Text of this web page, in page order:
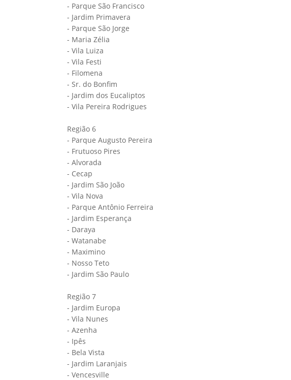
- Parque São Francisco
- Jardim Primavera
- Parque São Jorge
- Maria Zélia
- Vila Luiza
- Vila Festi
- Filomena
- Sr. do Bonfim
- Jardim dos Eucaliptos
- Vila Pereira Rodrigues
Região 6
- Parque Augusto Pereira
- Frutuoso Pires
- Alvorada
- Cecap
- Jardim São João
- Vila Nova
- Parque Antônio Ferreira
- Jardim Esperança
- Daraya
- Watanabe
- Maximino
- Nosso Teto
- Jardim São Paulo
Região 7
- Jardim Europa
- Vila Nunes
- Azenha
- Ipês
- Bela Vista
- Jardim Laranjais
- Vencesville